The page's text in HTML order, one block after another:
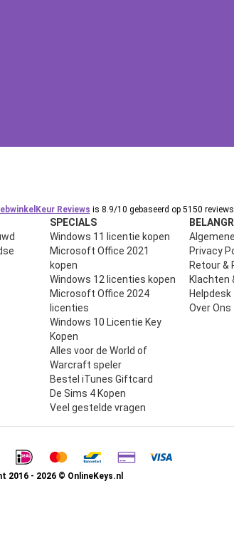
Reviews is 8.9/10 gebaseerd op 5150
SPECIALS
Windows 11 licentie kopen
Microsoft Office 2021
kopen
Windows 12 licenties kopen
Microsoft Office 2024
licenties
Windows 10 Licentie Key
Kopen
Alles voor de World of
Warcraft speler
Bestel iTunes Giftcard
De Sims 4 Kopen
Veel gestelde vragen
Privacy
Retour &
Klachten
Helpdesk
Over Ons
2016 - 2026 © OnlineKeys.nl